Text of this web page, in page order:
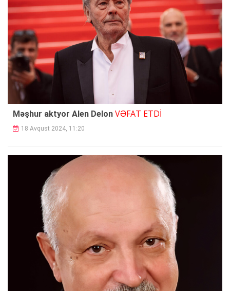
Məşhur aktyor Alen Delon VƏFAT ETDİ
18 Avqust 2024, 11:20